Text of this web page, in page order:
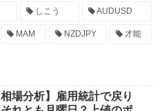
しこう AUDUSD
MAM NZDJPY 才能
相場分析】雇用統計で戻り